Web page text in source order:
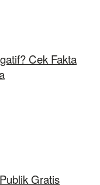
Cek Fakta
Gratis